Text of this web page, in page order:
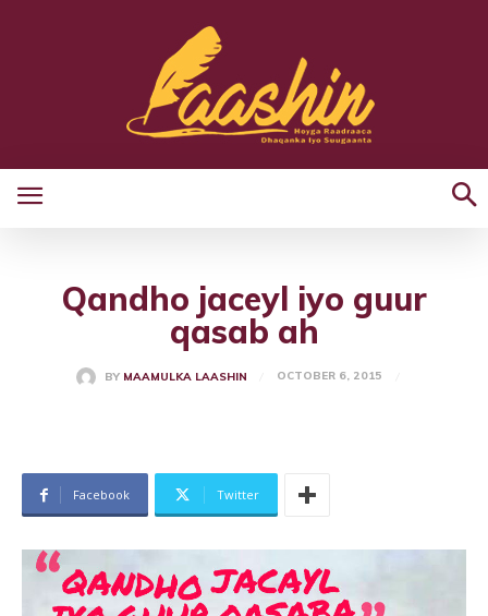
Qandho jaceyl iyo guur
qasab ah
BY MAAMULKA LAASHIN OCTOBER 6, 2015
Facebook Twitter